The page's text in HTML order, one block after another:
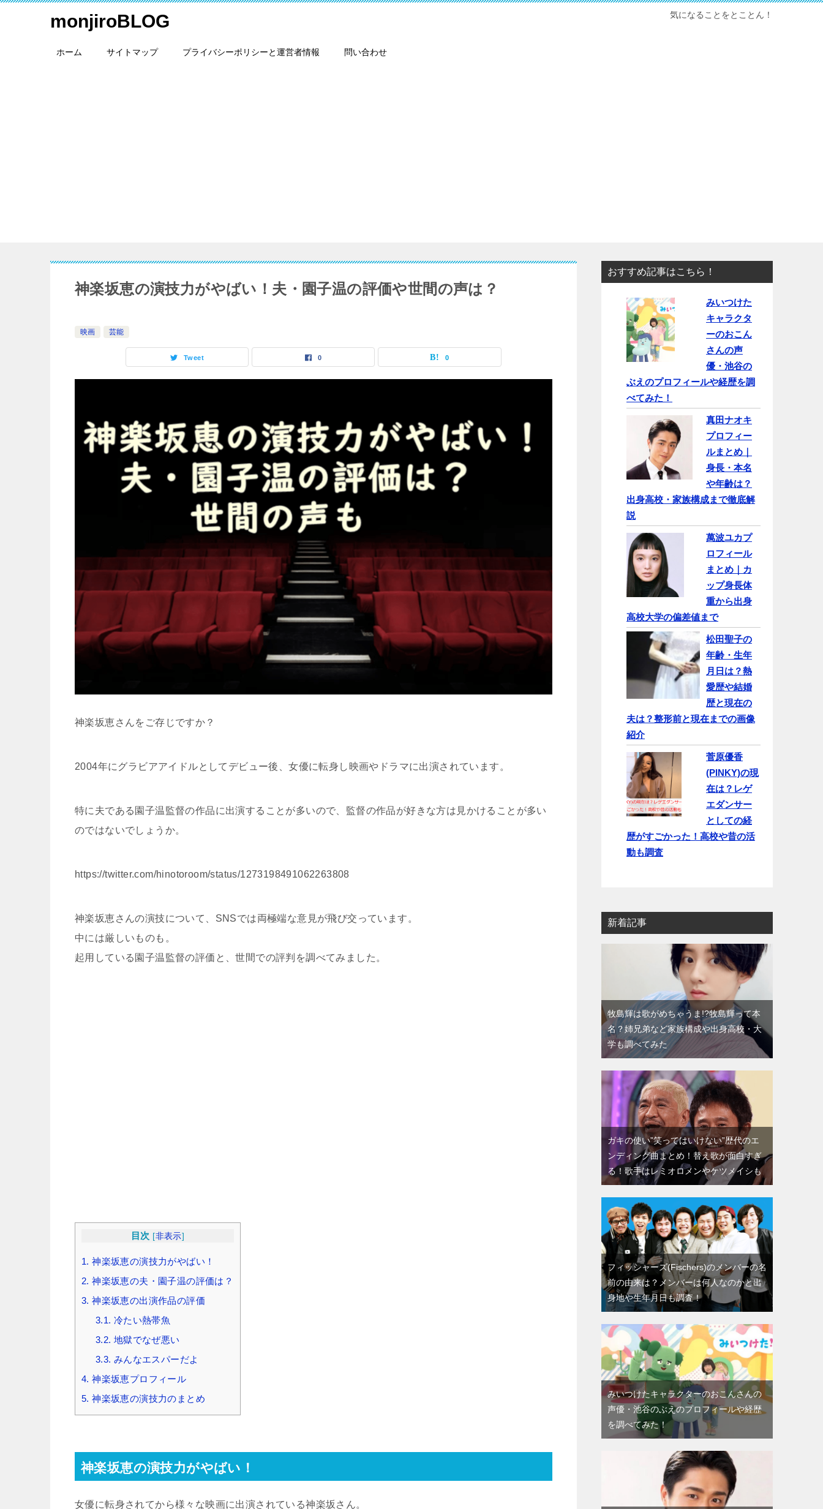
monjiroBLOG 気になることをとことん！
ホーム サイトマップ プライバシーポリシーと運営者情報 問い合わせ
神楽坂恵の演技力がやばい！夫・園子温の評価や世間の声は？
映画 芸能
Tweet 0 0
神楽坂恵さんをご存じですか？
2004年にグラビアアイドルとしてデビュー後、女優に転身し映画やドラマに出演されています。
特に夫である園子温監督の作品に出演することが多いので、監督の作品が好きな方は見かけることが多い
のではないでしょうか。
https://twitter.com/hinotoroom/status/1273198491062263808
神楽坂恵さんの演技について、SNSでは両極端な意見が飛び交っています。
中には厳しいものも。
起用している園子温監督の評価と、世間での評判を調べてみました。
目次 [非表示]
1. 神楽坂恵の演技力がやばい！
2. 神楽坂恵の夫・園子温の評価は？
3. 神楽坂恵の出演作品の評価
3.1. 冷たい熱帯魚
3.2. 地獄でなぜ悪い
3.3. みんなエスパーだよ
4. 神楽坂恵プロフィール
5. 神楽坂恵の演技力のまとめ
神楽坂恵の演技力がやばい！
女優に転身されてから様々な映画に出演されている神楽坂さん。
おすすめ記事はこちら！
みいつけた
キャラクタ
ーのおこん
さんの声
優・池谷の
ぶえのプロフィールや経歴を調
べてみた！
真田ナオキ
プロフィー
ルまとめ｜
身長・本名
や年齢は？
出身高校・家族構成まで徹底解
説
萬波ユカプ
ロフィール
まとめ｜カ
ップ身長体
重から出身
高校大学の偏差値まで
松田聖子の
年齢・生年
月日は？熱
愛歴や結婚
歴と現在の
夫は？整形前と現在までの画像
紹介
菅原優香
(PINKY)の現
在は？レゲ
エダンサー
としての経
歴がすごかった！高校や昔の活
動も調査
新着記事
牧島輝は歌がめちゃうま!?牧島輝って本
名？姉兄弟など家族構成や出身高校・大
学も調べてみた
ガキの使い”笑ってはいけない”歴代のエ
ンディング曲まとめ！替え歌が面白すぎ
る！歌手はレミオロメンやケツメイシも
フィッシャーズ(Fischers)のメンバーの名
前の由来は？メンバーは何人なのかと出
身地や生年月日も調査！
みいつけたキャラクターのおこんさんの
声優・池谷のぶえのプロフィールや経歴
を調べてみた！